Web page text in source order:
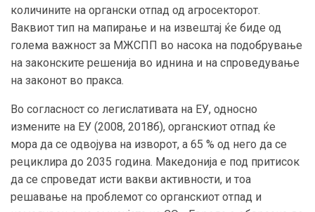
количините на органски отпад од агросекторот.
Ваквиот тип на мапирање и на извештај ќе биде од
голема важност за МЖСПП во насока на подобрување
на законските решенија во иднина и на спроведување
на законот во пракса.
Во согласност со легислативата на ЕУ, односно
измените на ЕУ (2008, 2018б), органскиот отпад ќе
мора да се одвојува на изворот, а 65 % од него да се
рециклира до 2035 година. Македонија е под притисок
да се спроведат исти вакви активности, и тоа
решавање на проблемот со органскиот отпад и